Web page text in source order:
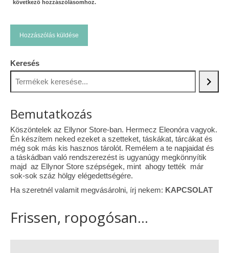
következő hozzászólásomhoz.
Keresés
Bemutatkozás
Köszöntelek az Ellynor Store-ban. Hermecz Eleonóra vagyok.
Én készítem neked ezeket a szetteket, táskákat, tárcákat és
még sok más kis hasznos tárolót. Remélem a te napjaidat és
a táskádban való rendszerezést is ugyanúgy megkönnyítik
majd az Ellynor Store szépségek, mint ahogy tették már
sok-sok száz hölgy elégedettségére.
Ha szeretnél valamit megvásárolni, írj nekem: KAPCSOLAT
Frissen, ropogósan...